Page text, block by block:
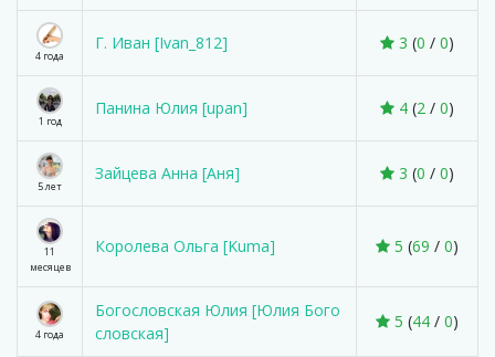
4 года
Г. Иван [Ivan_812] 3 (0 / 0)
1 год
Панина Юлия [upan] 4 (2 / 0)
5 лет
Зайцева Анна [Аня] 3 (0 / 0)
11
месяцев
Королева Ольга [Kuma] 5 (69 / 0)
4 года
Богословская Юлия [Юлия Бого
словская]
5 (44 / 0)